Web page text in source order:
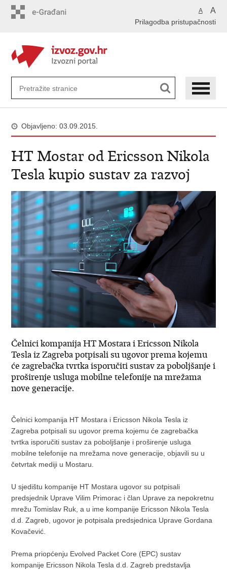
A A
Prilagodba pristupačnosti
Objavljeno: 03.09.2015.
HT Mostar od Ericsson Nikola
Tesla kupio sustav za razvoj
Čelnici kompanija HT Mostara i Ericsson Nikola
Tesla iz Zagreba potpisali su ugovor prema kojemu
će zagrebačka tvrtka isporučiti sustav za poboljšanje i
proširenje usluga mobilne telefonije na mrežama
nove generacije.
Čelnici kompanija HT Mostara i Ericsson Nikola Tesla iz
Zagreba potpisali su ugovor prema kojemu će zagrebačka
tvrtka isporučiti sustav za poboljšanje i proširenje usluga
mobilne telefonije na mrežama nove generacije, objavili su u
četvrtak mediji u Mostaru.
U sjedištu kompanije HT Mostara ugovor su potpisali
predsjednik Uprave Vilim Primorac i član Uprave za nepokretnu
mrežu Tomislav Ruk, a u ime kompanije Ericsson Nikola Tesla
d.d. Zagreb, ugovor je potpisala predsjednica Uprave Gordana
Kovačević.
Prema priopćenju Evolved Packet Core (EPC) sustav
kompanije Ericsson Nikola Tesla d.d. Zagreb predstavlja